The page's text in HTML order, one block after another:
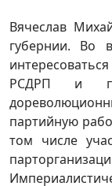
Вячеслав
губернии. Во
РСДРП и
партийную
том числе